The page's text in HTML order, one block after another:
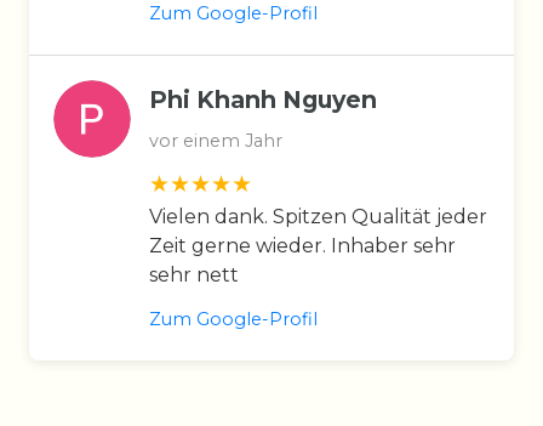
Zum Google-Profil
Phi Khanh Nguyen
vor einem Jahr
Vielen dank. Spitzen Qualität jeder
Zeit gerne wieder. Inhaber sehr
sehr nett
Zum Google-Profil